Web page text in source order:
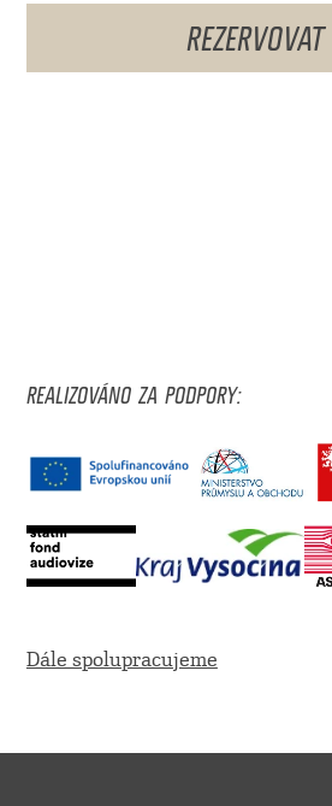
REZERVOVAT
REALIZOVÁNO ZA PODPORY:
Dále spolupracujeme